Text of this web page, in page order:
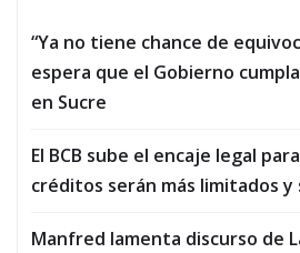
“Ya no tiene chance de
espera que el Gobierno
en Sucre
El BCB sube el encaje legal
créditos serán más limitados y
Manfred lamenta discurso de